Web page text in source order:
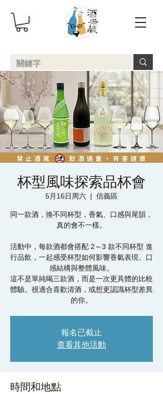
杯型風味探索品杯會
5月16日周六
  |
信義區
同一款酒，換不同杯型，香氣、口感與尾韻，
真的會不一樣。
活動中，每款酒都會搭配 2～3 款不同杯型 進
行品飲，一起感受杯型如何影響香氣表現、口
感結構與整體風味。
這不是單純喝三款酒，而是一次更具體的比較
體驗。很適合喜歡清酒，或想更認識杯型差異
的你。
報名已截止
查看其他活動
時間和地點